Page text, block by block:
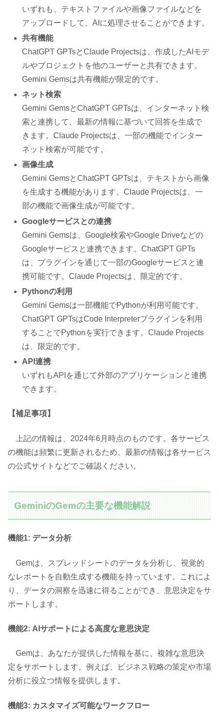
いずれも、テキストファイルや画像ファイルなどを
アップロードして、AIに処理させることができます。
共有機能
ChatGPT GPTsとClaude Projectsは、作成したAIモデ
ルやプロジェクトを他のユーザーと共有できます。
Gemini Gemsは共有機能が限定的です。
ネット検索
Gemini GemsとChatGPT GPTsは、インターネット検
索と連携して、最新の情報に基づいて回答を生成で
きます。Claude Projectsは、一部の機能でインター
ネット検索が可能です。
画像生成
Gemini GemsとChatGPT GPTsは、テキストから画像
を生成する機能があります。Claude Projectsは、一
部の機能で画像生成が可能です。
Googleサービスとの連携
Gemini Gemsは、Google検索やGoogle Driveなどの
Googleサービスと連携できます。ChatGPT GPTs
は、プラグインを通じて一部のGoogleサービスと連
携可能です。Claude Projectsは、限定的です。
Pythonの利用
Gemini Gemsは一部機能でPythonが利用可能です。
ChatGPT GPTsはCode Interpreterプラグインを利用
することでPythonを実行できます。Claude Projects
は、限定的です。
API連携
いずれもAPIを通じて外部のアプリケーションと連携
できます。
【補足事項】
上記の情報は、2024年6月時点のものです。各サービス
の機能は頻繁に更新されるため、最新の情報は各サービス
の公式サイトなどでご確認ください。
GeminiのGemの主要な機能解説
機能1: データ分析
Gemは、スプレッドシートのデータを分析し、視覚的
なレポートを自動生成する機能を持っています。これによ
り、データの洞察を迅速に得ることができ、意思決定をサ
ポートします。
機能2: AIサポートによる高度な意思決定
Gemは、あなたが提供した情報を基に、複雑な意思決
定をサポートします。例えば、ビジネス戦略の策定や市場
分析に役立つ情報を提供します。
機能3: カスタマイズ可能なワークフロー